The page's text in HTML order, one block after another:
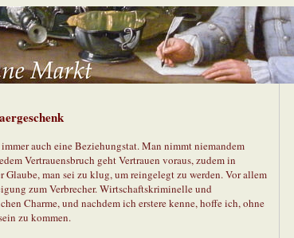
auch eine Beziehungstat. Man nimmt niemandem
Vertrauensbruch geht Vertrauen voraus, zudem in
Glaube, man sei zu klug, um reingelegt zu werden. Vor allem
zum Verbrecher. Wirtschaftskriminelle und
Charme, und nachdem ich erstere kenne, hoffe ich, ohne
zu kommen.